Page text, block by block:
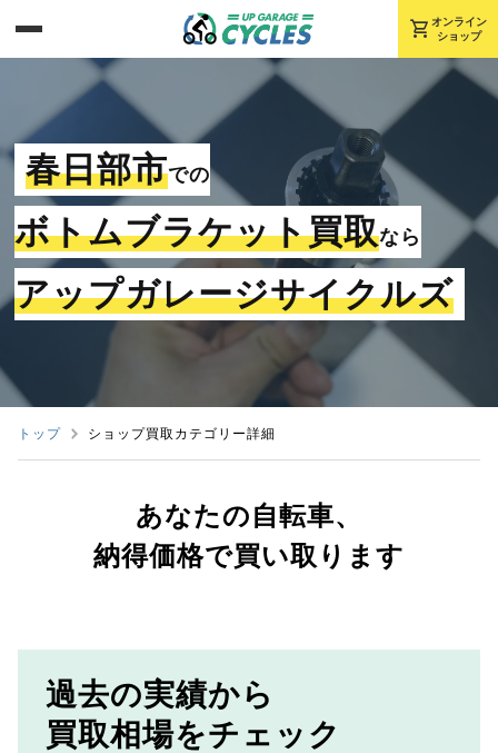
shopping_cart オンライン
ショップ
春日部市での
ボトムブラケット買取なら
アップガレージサイクルズ
トップ ショップ買取カテゴリー詳細
あなたの自転車、
納得価格で買い取ります
過去の実績から
買取相場をチェック